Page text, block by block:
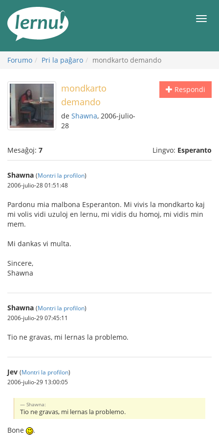
enhavo
Forumo Pri la paĝaro mondkarto demando
Respondi
mondkarto
demando
de Shawna, 2006-julio-
28
Mesaĝoj: 7 Lingvo: Esperanto
Shawna (Montri la profilon)
2006-julio-28 01:51:48
Pardonu mia malbona Esperanton. Mi vivis la mondkarto kaj
mi volis vidi uzuloj en lernu, mi vidis du homoj, mi vidis min
mem.
Mi dankas vi multa.
Sincere,
Shawna
Shawna (Montri la profilon)
2006-julio-29 07:45:11
Tio ne gravas, mi lernas la problemo.
Jev (Montri la profilon)
2006-julio-29 13:00:05
Shawna:
Tio ne gravas, mi lernas la problemo.
Bone .